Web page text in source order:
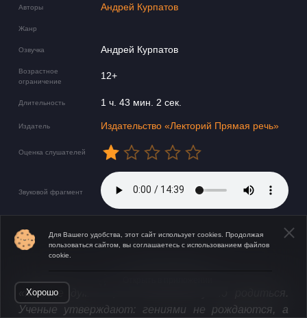
Авторы Андрей Курпатов
Жанр
Озвучка Андрей Курпатов
Возрастное
ограничение
12+
Длительность 1 ч. 43 мин. 2 сек.
Издатель Издательство «Лекторий Прямая речь»
Оценка слушателей
Звуковой фрагмент
«Многие думают, что гением нужно родиться.
Ученые утверждают: гениями не рождаются, а
Для Вашего удобства, этот сайт использует cookies. Продолжая
пользоваться сайтом, вы соглашаетесь с использованием файлов
cookie.
Хорошо